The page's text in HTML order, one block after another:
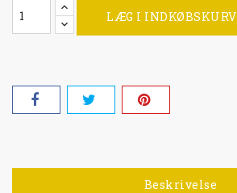
LÆG I INDKØBSKURV
Beskrivelse